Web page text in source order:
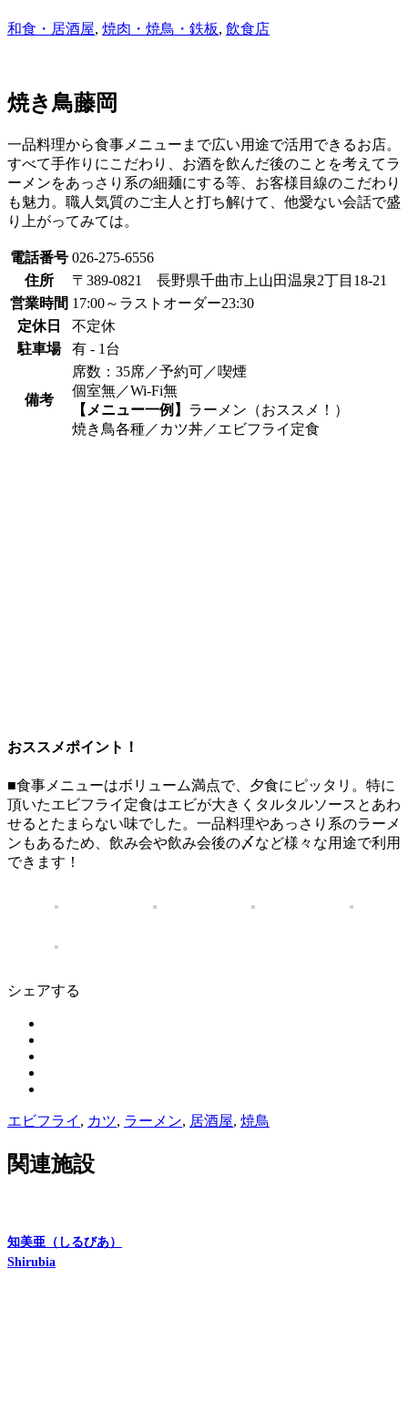
和食・居酒屋, 焼肉・焼鳥・鉄板, 飲食店
焼き鳥藤岡
一品料理から食事メニューまで広い用途で活用できるお店。
すべて手作りにこだわり、お酒を飲んだ後のことを考えてラ
ーメンをあっさり系の細麺にする等、お客様目線のこだわり
も魅力。職人気質のご主人と打ち解けて、他愛ない会話で盛
り上がってみては。
電話番号 026-275-6556
住所
〒389-0821 長野県千曲市上山田温泉2丁目18-21
営業時間 17:00～ラストオーダー23:30
定休日
不定休
駐車場
有 - 1台
備考
席数：35席／予約可／喫煙
個室無／Wi-Fi無
【メニュー一例】 ラーメン （おススメ！）
焼き鳥各種／カツ丼／エビフライ定食
おススメポイント！
■食事メニューはボリューム満点で、夕食にピッタリ。特に
頂いたエビフライ定食はエビが大きくタルタルソースとあわ
せるとたまらない味でした。一品料理やあっさり系のラーメ
ンもあるため、飲み会や飲み会後の〆など様々な用途で利用
できます！
シェアする
エビフライ , カツ, ラーメン, 居酒屋, 焼鳥
関連施設
知美亜（しるびあ）
Shirubia